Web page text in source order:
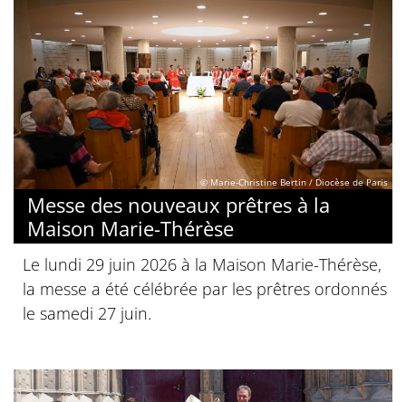
© Marie-Christine Bertin / Diocèse de Paris
Messe des nouveaux prêtres à la
Maison Marie-Thérèse
Le lundi 29 juin 2026 à la Maison Marie-Thérèse,
la messe a été célébrée par les prêtres ordonnés
le samedi 27 juin.